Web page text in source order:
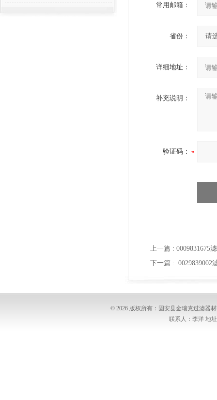
常用邮箱：
省份：
详细地址：
补充说明：
验证码：
上一篇 : 0009831675
下一篇 : 0029839002
© 2026 版权所有：固安县金瑞克过滤器
联系人：李洋 地